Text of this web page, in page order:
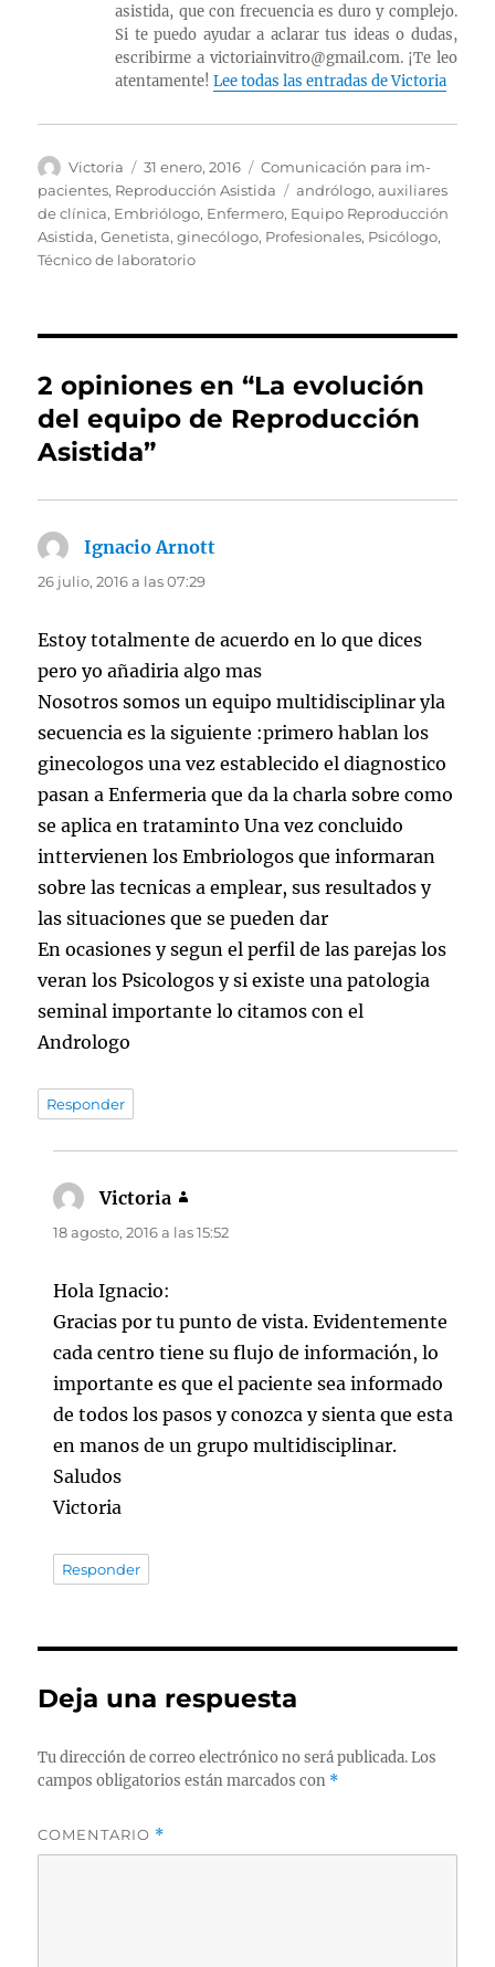
asistida, que con frecuencia es duro y complejo.
Si te puedo ayudar a aclarar tus ideas o dudas,
escribirme a victoriainvitro@gmail.com. ¡Te leo
atentamente!Lee todas las entradas de Victoria
Autor
Victoria
Publicado
el
31 enero, 2016 Categorías
Comunicación para im-
pacientes, Reproducción Asistida Etiquetas
andrólogo,auxiliares
de clínica, Embriólogo, Enfermero, Equipo Reproducción
Asistida,Genetista,ginecólogo, Profesionales, Psicólogo,
Técnico de laboratorio
2 opiniones en “La evolución
del equipo de Reproducción
Asistida”
Ignacio Arnott
26 julio, 2016 a las 07:29
Estoy totalmente de acuerdo en lo que dices
pero yo añadiria algo mas
Nosotros somos un equipo multidisciplinar yla
secuencia es la siguiente :primero hablan los
ginecologos una vez establecido el diagnostico
pasan a Enfermeria que da la charla sobre como
se aplica en trataminto Una vez concluido
inttervienen los Embriologos que informaran
sobre las tecnicas a emplear, sus resultados y
las situaciones que se pueden dar
En ocasiones y segun el perfil de las parejas los
veran los Psicologos y si existe una patologia
seminal importante lo citamos con el
Andrologo
Responder
Victoria
18 agosto, 2016 a las 15:52
Hola Ignacio:
Gracias por tu punto de vista. Evidentemente
cada centro tiene su flujo de información, lo
importante es que el paciente sea informado
de todos los pasos y conozca y sienta que esta
en manos de un grupo multidisciplinar.
Saludos
Victoria
Responder
Deja una respuesta
Tu dirección de correo electrónico no será publicada. Los
campos obligatorios están marcados con *
COMENTARIO *